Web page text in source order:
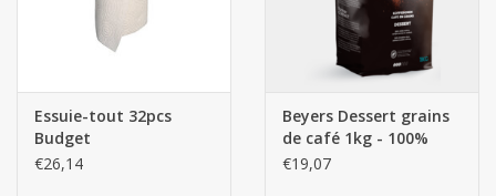
Essuie-tout 32pcs
Budget
€26,14
Beyers Dessert grains
de café 1kg - 100%
Arabica
€19,07